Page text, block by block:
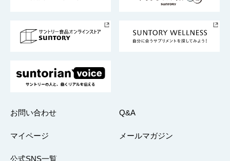
採用情報
お問い合わせ Q&A
マイページ メールマガジン
公式SNS一覧